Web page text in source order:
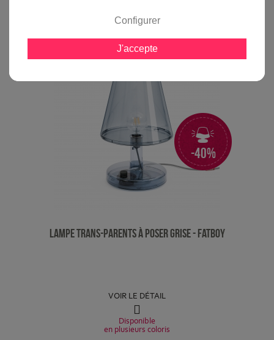
-40%
Lampe Trans-parents à poser Grise - Fatboy
VOIR LE DÉTAIL
Disponible
en plusieurs coloris
Configurer
J'accepte